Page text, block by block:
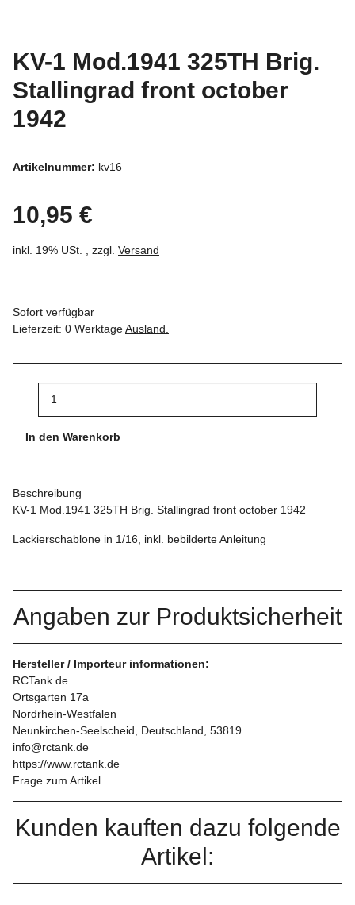
KV-1 Mod.1941 325TH Brig.
Stallingrad front october
1942
Artikelnummer: kv16
10,95 €
inkl. 19% USt. , zzgl. Versand
Sofort verfügbar
Lieferzeit: 0 WerktageAusland.
In den Warenkorb
Beschreibung
KV-1 Mod.1941 325TH Brig. Stallingrad front october 1942
Lackierschablone in 1/16, inkl. bebilderte Anleitung
Angaben zur Produktsicherheit
Hersteller / Importeur informationen:
RCTank.de
Ortsgarten 17a
Nordrhein-Westfalen
Neunkirchen-Seelscheid, Deutschland, 53819
info@rctank.de
https://www.rctank.de
Frage zum Artikel
Kunden kauften dazu folgende
Artikel: